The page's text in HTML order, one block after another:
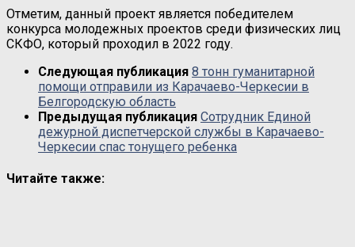
Отметим, данный проект является победителем
конкурса молодежных проектов среди физических лиц
СКФО, который проходил в 2022 году.
Следующая публикация 8 тонн гуманитарной
помощи отправили из Карачаево-Черкесии в
Белгородскую область
Предыдущая публикация Сотрудник Единой
дежурной диспетчерской службы в Карачаево-
Черкесии спас тонущего ребенка
Читайте также: